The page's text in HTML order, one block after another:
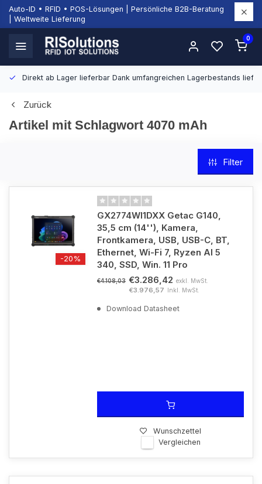
Auto-ID • RFID • POS-Lösungen | Persönliche B2B-Beratung
| Weltweite Lieferung
0
Direkt ab Lager lieferbar Dank umfangreichen Lagerbestands
Zurück
Artikel mit Schlagwort 4070 mAh
Filter
-20%
GX2774WI1DXX Getac G140,
35,5 cm (14''), Kamera,
Frontkamera, USB, USB-C, BT,
Ethernet, Wi-Fi 7, Ryzen AI 5
340, SSD, Win. 11 Pro
€4.108,03 €3.286,42 exkl. MwSt.
€3.976,57 Inkl. MwSt.
Download Datasheet
Wunschzettel
Vergleichen